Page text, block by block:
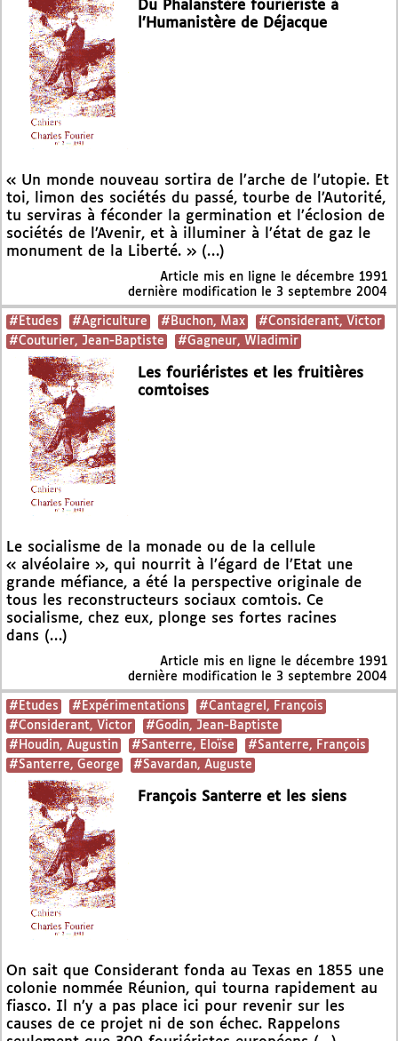
Du Phalanstère fouriériste à
l’Humanistère de Déjacque
« Un monde nouveau sortira de l’arche de l’utopie. Et
toi, limon des sociétés du passé, tourbe de l’Autorité,
tu serviras à féconder la germination et l’éclosion de
sociétés de l’Avenir, et à illuminer à l’état de gaz le
monument de la Liberté. » (…)
Article mis en ligne le décembre 1991
dernière modification le 3 septembre 2004
#Etudes #Agriculture #Buchon, Max
#Considerant, Victor
#Couturier, Jean-Baptiste
#Gagneur, Wladimir
Les fouriéristes et les fruitières
comtoises
Le socialisme de la monade ou de la cellule
« alvéolaire », qui nourrit à l’égard de l’Etat une
grande méfiance, a été la perspective originale de
tous les reconstructeurs sociaux comtois. Ce
socialisme, chez eux, plonge ses fortes racines
dans (…)
Article mis en ligne le décembre 1991
dernière modification le 3 septembre 2004
#Etudes #Expérimentations
#Cantagrel, François
#Considerant, Victor
#Godin, Jean-Baptiste
#Houdin, Augustin
#Santerre, Eloïse
#Santerre, François
#Santerre, George
#Savardan, Auguste
François Santerre et les siens
On sait que Considerant fonda au Texas en 1855 une
colonie nommée Réunion, qui tourna rapidement au
fiasco. Il n’y a pas place ici pour revenir sur les
causes de ce projet ni de son échec. Rappelons